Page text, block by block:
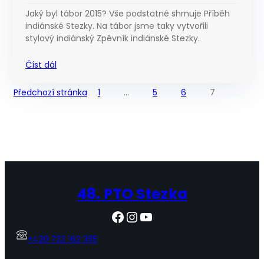
Jaký byl tábor 2015? Vše podstatné shrnuje Příběh
indiánské Stezky. Na tábor jsme taky vytvořili
stylový indiánský Zpěvník indiánské Stezky.
Číst dál
Předchozí stránka 1 … 5 6 7
48. PTO Stezka
Facebook InstagramYouTube
+420 723 162 365